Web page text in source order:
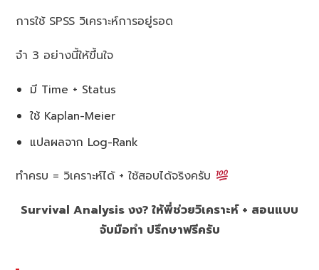
การใช้ SPSS วิเคราะห์การอยู่รอด
จำ 3 อย่างนี้ให้ขึ้นใจ
มี Time + Status
ใช้ Kaplan-Meier
แปลผลจาก Log-Rank
ทำครบ = วิเคราะห์ได้ + ใช้สอบได้จริงครับ
Survival Analysis งง? ให้พี่ช่วยวิเคราะห์ + สอนแบบ
จับมือทำ ปรึกษาฟรีครับ